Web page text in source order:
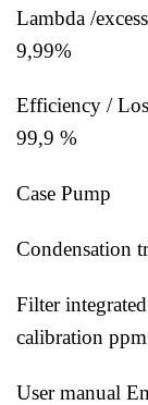
9,99%
99,9 %
Case Pump
Condensation
Filter
calibration
User manual